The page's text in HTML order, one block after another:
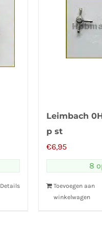
Details
Leimbach
p st
€6,95
8
Toevoegen aan
winkelwagen